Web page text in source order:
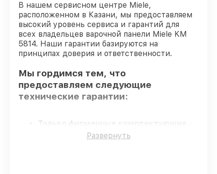
В нашем сервисном центре Miele,
расположенном в Казани, мы предоставляем
высокий уровень сервиса и гарантий для
всех владельцев варочной панели Miele KM
5814. Наши гарантии базируются на
принципах доверия и ответственности.
Мы гордимся тем, что
предоставляем следующие
технические гарантии:
Только фирменные комплектующие
только подлинные комплектующие.
Развернуть